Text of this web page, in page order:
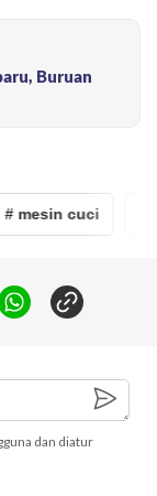
Buruan
# mesin cuci
dan diatur